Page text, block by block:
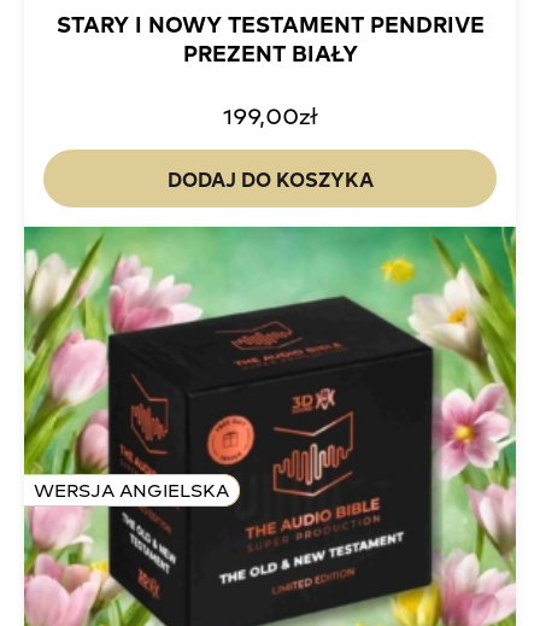
STARY I NOWY TESTAMENT PENDRIVE
PREZENT BIAŁY
zł
199,00
DODAJ DO KOSZYKA
WERSJA ANGIELSKA